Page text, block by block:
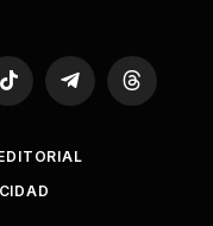
TikTok TelegramThreads